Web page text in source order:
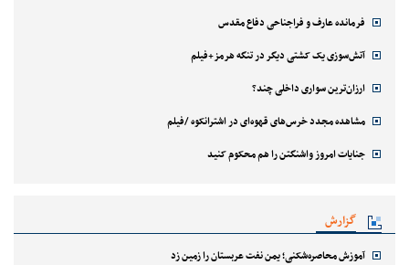
فرمانده عارف و فراجناحی دفاع مقدس
آتش‌سوزی یک کشتی دیگر در تنگه هرمز+فیلم
ارزان‌ترین سواری داخلی چند؟
مشاهده مجدد خرس‌های قهوه‌ای در اشترانکوه /فیلم
جنایات امروز واشنگتن را هم محکوم کنید
گزارش
آموزش محاصره‌شکنی؛ یمن نفت عربستان را زمین زد